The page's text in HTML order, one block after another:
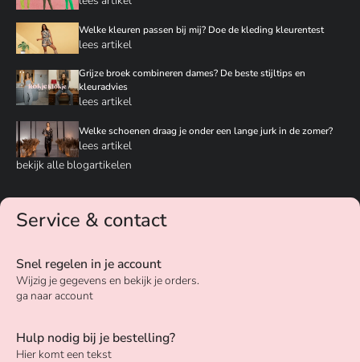
Welke kleuren passen bij mij? Doe de kleding kleurentest
lees artikel
Grijze broek combineren dames? De beste stijltips en
kleuradvies
lees artikel
Welke schoenen draag je onder een lange jurk in de zomer?
lees artikel
bekijk alle blogartikelen
Service & contact
Snel regelen in je account
Wijzig je gegevens en bekijk je orders.
ga naar account
Hulp nodig bij je bestelling?
Hier komt een tekst